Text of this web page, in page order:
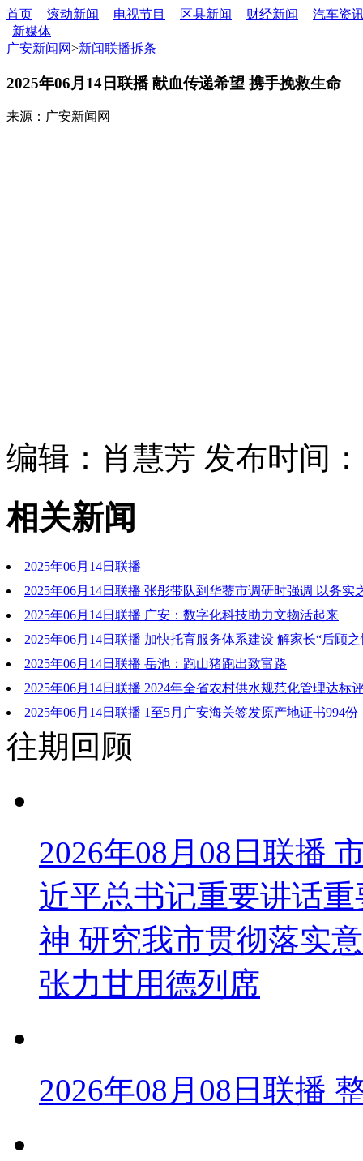
首页 滚动新闻 电视节目 区县新闻 财经新闻
汽车资
新媒体
广安新闻网>新闻联播拆条
2025年06月14日联播 献血传递希望 携手挽救生命
来源：广安新闻网
编辑：肖慧芳 发布时间
相关新闻
2025年06月14日联播
2025年06月14日联播 张彤带队到华蓥市调研时强调 以务实
习教育走深走实 以奋进之姿推进项目建设提质提效
2025年06月14日联播 广安：数字化科技助力文物活起来
2025年06月14日联播 加快托育服务体系建设 解家长“后顾之
2025年06月14日联播 岳池：跑山猪跑出致富路
2025年06月14日联播 2024年全省农村供水规范化管理达标
安居首位
2025年06月14日联播 1至5月广安海关签发原产地证书994份
往期回顾
2026年08月08日联播
近平总书记重要讲话
神 研究我市贯彻落实
张力甘用德列席
2026年08月08日联播